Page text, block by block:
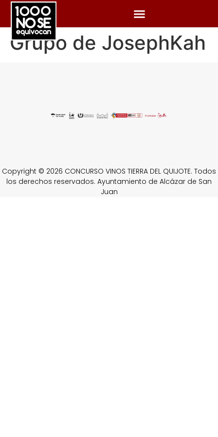
Grupo de JosephKah
Copyright © 2026 CONCURSO VINOS TIERRA DEL QUIJOTE. Todos
los derechos reservados. Ayuntamiento de Alcázar de San
Juan